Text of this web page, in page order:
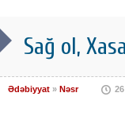
Sağ ol,
Ədəbiyyat » Nəsr